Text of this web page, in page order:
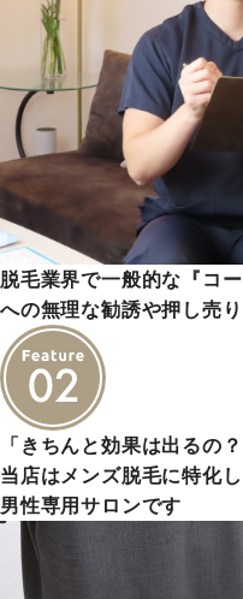
脱毛業界で一般的な『コ
への無理な勧誘や押し売
「きちんと効果は出るの？
当店はメンズ脱毛に特化
男性専用サロンです